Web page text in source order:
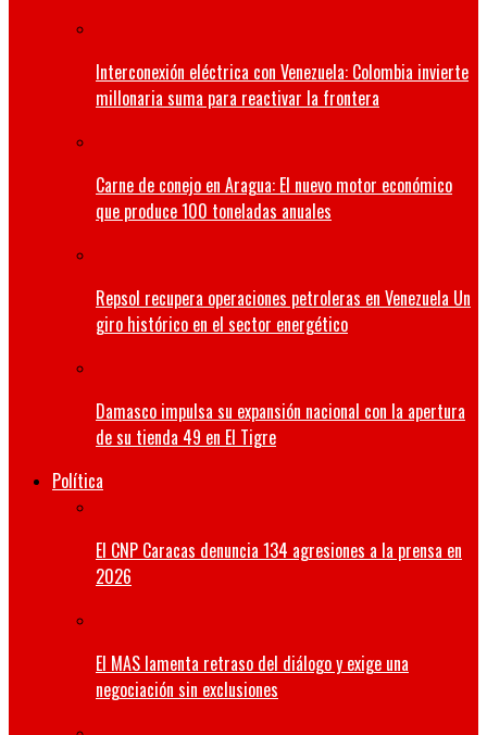
Interconexión eléctrica con Venezuela: Colombia invierte
millonaria suma para reactivar la frontera
Carne de conejo en Aragua: El nuevo motor económico
que produce 100 toneladas anuales
Repsol recupera operaciones petroleras en Venezuela Un
giro histórico en el sector energético
Damasco impulsa su expansión nacional con la apertura
de su tienda 49 en El Tigre
Política
El CNP Caracas denuncia 134 agresiones a la prensa en
2026
El MAS lamenta retraso del diálogo y exige una
negociación sin exclusiones